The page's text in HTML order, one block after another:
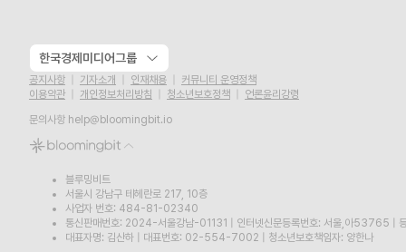
한국경제미디어그룹
공지사항 기자소개 인재채용
커뮤니티 운영정책
이용약관
개인정보처리방침 청소년보호정책
언론윤리강령
문의사항 help@bloomingbit.io
블루밍비트
서울시 강남구 테헤란로 217, 10층
사업자 번호: 484-81-02340
통신판매번호: 2024-서울강남-01131
인터넷신문등록번호: 서울,아53765
대표자명: 김산하
대표번호: 02-554-7002 청소년보호책임자: 양한나